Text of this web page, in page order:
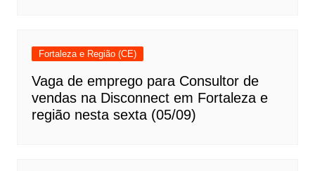
Fortaleza e Região (CE)
Vaga de emprego para Consultor de
vendas na Disconnect em Fortaleza e
região nesta sexta (05/09)